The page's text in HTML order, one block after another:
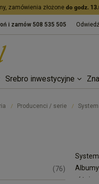
zamówienia złożone do godz.
i zamów 508 535 505
Srebro inwestycyjne
/ Producenci / serie /
(76)
różnią